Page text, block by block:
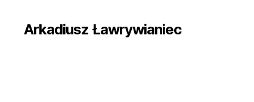
Arkadiusz Ławrywianiec